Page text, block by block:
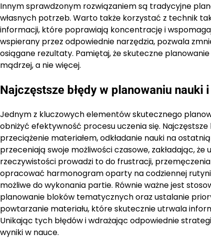
Innym sprawdzonym rozwiązaniem są tradycyjne
własnych potrzeb. Warto także korzystać z technik
informacji, które poprawiają koncentrację i
wspierany przez odpowiednie narzędzia, pozwala
osiągane rezultaty. Pamiętaj, że skuteczne
mądrzej, a nie więcej.
Najczęstsze błędy w planowaniu nauki
Jednym z kluczowych elementów skutecznego
obniżyć efektywność procesu uczenia się.
przeciążenie materiałem, odkładanie nauki na
przeceniają swoje możliwości czasowe, zakładając,
rzeczywistości prowadzi to do frustracji,
opracować harmonogram oparty na codziennej
możliwe do wykonania partie. Równie ważne jest
planowanie bloków tematycznych oraz ustalanie
powtarzanie materiału, które skutecznie utrwala
Unikając tych błędów i wdrażając odpowiednie
wyniki w nauce.